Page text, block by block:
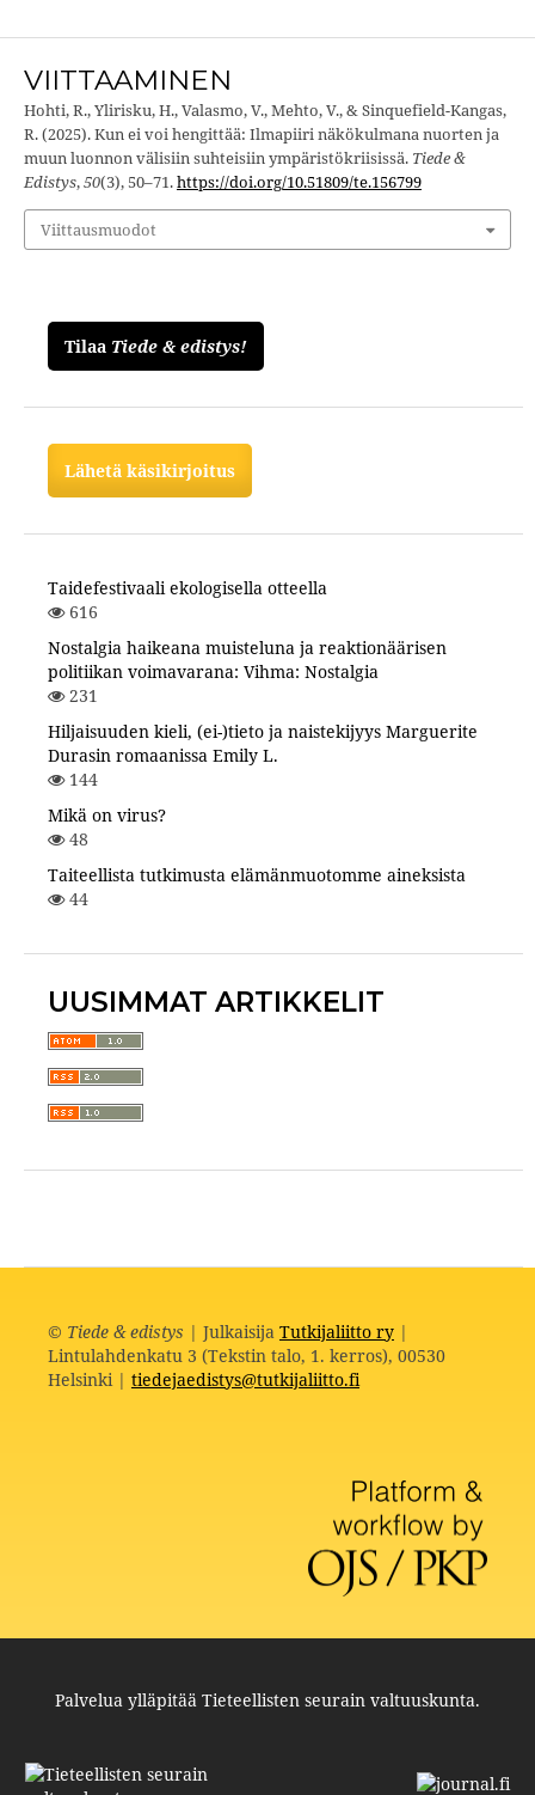
VIITTAAMINEN
Hohti, R., Ylirisku, H., Valasmo, V., Mehto, V., & Sinquefield-Kangas,
R. (2025). Kun ei voi hengittää: Ilmapiiri näkökulmana nuorten ja
muun luonnon välisiin suhteisiin ympäristökriisissä. Tiede &
Edistys,50(3), 50–71.https://doi.org/10.51809/te.156799
Viittausmuodot
Tilaa Tiede & edistys!
Lähetä käsikirjoitus
Taidefestivaali ekologisella otteella
616
Nostalgia haikeana muisteluna ja reaktionäärisen
politiikan voimavarana: Vihma: Nostalgia
231
Hiljaisuuden kieli, (ei-)tieto ja naistekijyys Marguerite
Durasin romaanissa Emily L.
144
Mikä on virus?
48
Taiteellista tutkimusta elämänmuotomme aineksista
44
UUSIMMAT ARTIKKELIT
© Tiede & edistys | Julkaisija Tutkijaliitto ry|
Lintulahdenkatu 3 (Tekstin talo, 1. kerros), 00530
Helsinki | tiedejaedistys@tutkijaliitto.fi
Palvelua ylläpitää Tieteellisten seurain valtuuskunta.